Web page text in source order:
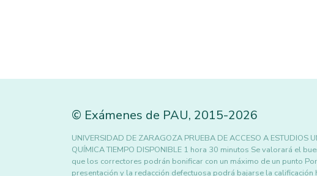
© Exámenes de PAU, 2015-2026
UNIVERSIDAD DE ZARAGOZA PRUEBA DE ACCESO A ESTUDIOS
QUÍMICA TIEMPO DISPONIBLE 1 hora 30 minutos Se valorará el
que los correctores podrán bonificar con un máximo de un punto
presentación y la redacción defectuosa podrá bajarse la